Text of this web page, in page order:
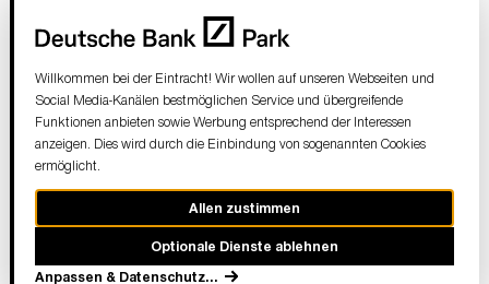
Willkommen bei der Eintracht! Wir wollen auf unseren Webseiten und
Social Media-Kanälen bestmöglichen Service und übergreifende
Funktionen anbieten sowie Werbung entsprechend der Interessen
anzeigen. Dies wird durch die Einbindung von sogenannten Cookies
ermöglicht.
Allen zustimmen
Optionale Dienste ablehnen
Anpassen & Datenschutz...